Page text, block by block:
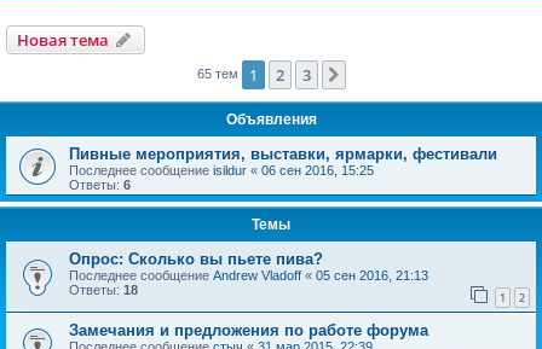
Новая тема
65 тем 1 2 3
Объявления
Пивные мероприятия, выставки, ярмарки, фестивали
Последнее сообщение isildur « 06 сен 2016, 15:25
Ответы: 6
Темы
Опрос: Сколько вы пьете пива?
Последнее сообщение Andrew Vladoff « 05 сен 2016, 21:13
Ответы: 18 1 2
Замечания и предложения по работе форума